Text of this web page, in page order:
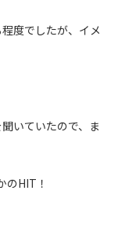
度でしたが、イメ
いていたので、ま
のHIT ！